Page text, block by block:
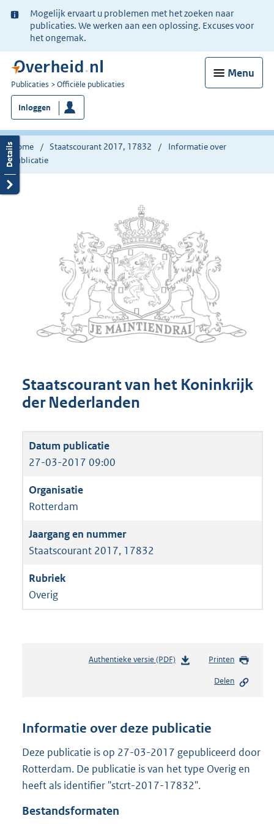
Ter
informatie:
Mogelijk ervaart u problemen met het zoeken naar
publicaties. We werken aan een oplossing. Excuses voor
het ongemak.
Menu
U
bent
nu
hier:
Publicaties Officiële publicaties
Inloggen
Home Staatscourant 2017, 17832
Informatie over
publicatie
Staatscourant van het Koninkrijk
der Nederlanden
27-03-2017 09:00
Rotterdam
Staatscourant 2017, 17832
Overig
Authentieke versie (PDF)b
n
s
r
o
Printen
Delen
Informatie over deze publicatie
Deze publicatie is op 27-03-2017 gepubliceerd door
Rotterdam. De publicatie is van het type Overig en
heeft als identifier "stcrt-2017-17832".
Bestandsformaten